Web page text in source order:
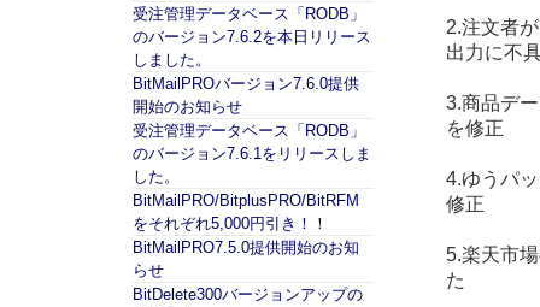
2.注文者
出力に不
3.商品デ
を修正
4.ゆうパ
修正
5.楽天市
た
受注管理データベース「RODB」
のバージョン7.6.2を本日リリース
しました。
BitMailPROバージョン7.6.0提供
開始のお知らせ
受注管理データベース「RODB」
のバージョン7.6.1をリリースしま
した。
BitMailPRO/BitplusPRO/BitRFM
をそれぞれ5,000円引き！！
BitMailPRO7.5.0提供開始のお知
らせ
BitDelete300バージョンアップの